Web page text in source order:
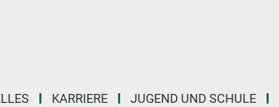
KARRIERE JUGEND UND SCHULE